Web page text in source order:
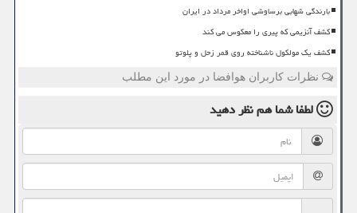
بارندگی شهابی برساوشی اواخر مرداد در ایران
کشف آنزیمی که پیری را معکوس می کند
کشف یک مولکول ناشناخته روی قمر زحل و پلوتو
نظرات کاربران هوافضا در مورد این مطلب
لطفا شما همنظر دهید